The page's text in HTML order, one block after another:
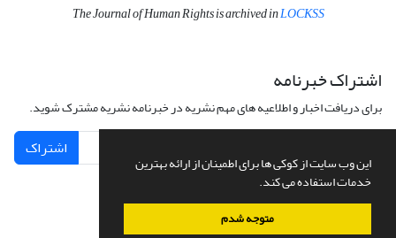
این وب سایت از کوکی ها برای اطمینان از ارائه بهترین
خدمات استفاده می کند.
متوجه شدم
The Journal of Human Rights is archived inLOCKSS
اشتراک خبرنامه
برای دریافت اخبار و اطلاعیه های مهم نشریه در خبرنامه نشریه مشترک شوید.
اشتراک